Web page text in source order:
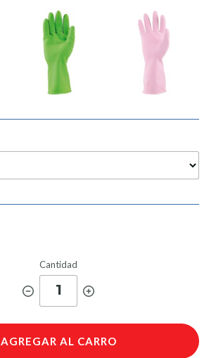
Cantidad
1
AGREGAR AL CARRO